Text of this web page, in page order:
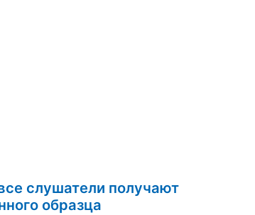
слушатели получают
образца